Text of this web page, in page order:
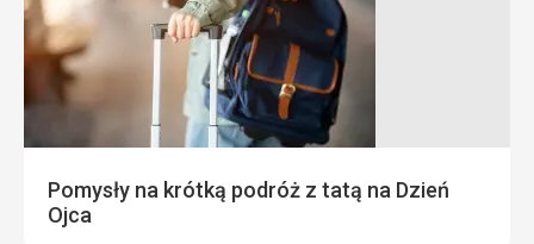
Pomysły na krótką podróż z tatą na Dzień
Ojca